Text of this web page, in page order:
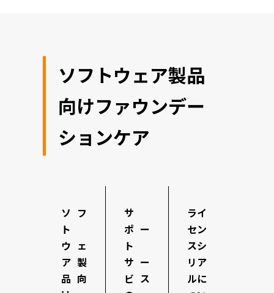
ソフトウェア製品
向けファウンデー
ションケア
ソフ
ト
ウェ
ア製
品向
サ
ポー
ト
サー
ビス
ライ
セン
スシ
リア
ルに